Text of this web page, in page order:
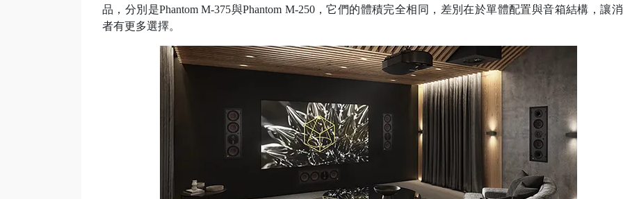
品，分別是Phantom M-375與Phantom M-250，它們的體積完全相同，差別在於單體配置與音箱結構，讓
者有更多選擇。